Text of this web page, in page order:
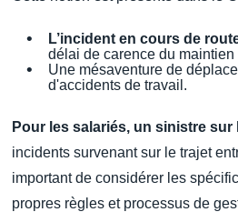
L’incident en cours de
délai de carence du maintien
Une mésaventure de
d'accidents de travail.
Pour les salariés, un sinistre
incidents survenant sur le trajet
important de considérer les
propres règles et processus de